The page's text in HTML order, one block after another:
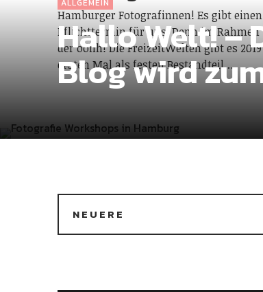
Hamburger Fotografinnen! Es gibt
Pflichttermin für uns. Denn im Rahmen
der oohh! Die FreizeitWelten gibt es
ersten Mal als festen Bestandteil…
ALLGEMEIN
Hallo Welt! –
Blog wird
NEUERE